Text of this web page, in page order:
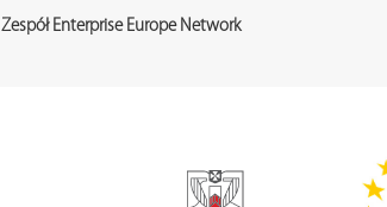
Zespół Enterprise Europe Network